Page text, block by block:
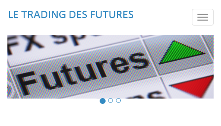
principal
Toggle